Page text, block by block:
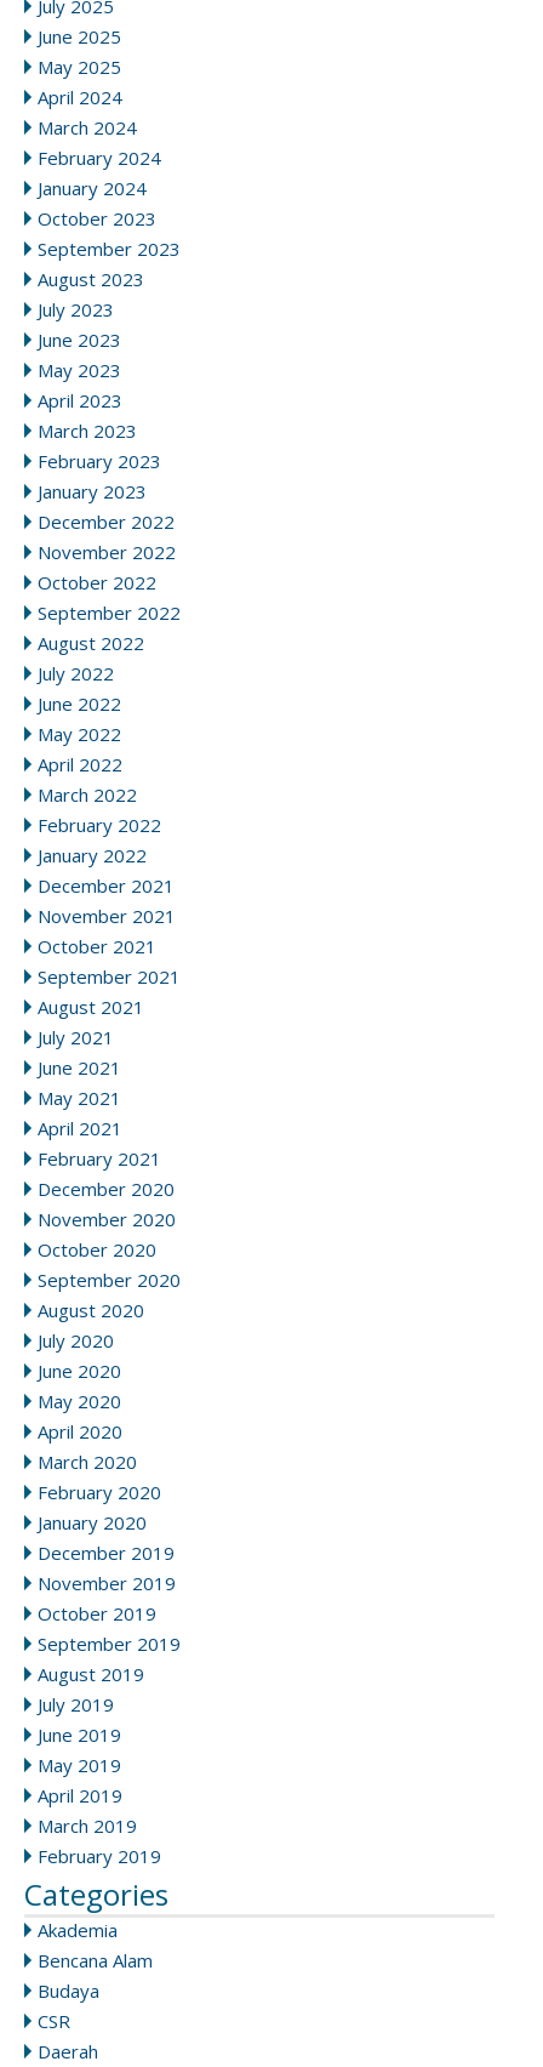
July 2025
June 2025
May 2025
April 2024
March 2024
February 2024
January 2024
October 2023
September 2023
August 2023
July 2023
June 2023
May 2023
April 2023
March 2023
February 2023
January 2023
December 2022
November 2022
October 2022
September 2022
August 2022
July 2022
June 2022
May 2022
April 2022
March 2022
February 2022
January 2022
December 2021
November 2021
October 2021
September 2021
August 2021
July 2021
June 2021
May 2021
April 2021
February 2021
December 2020
November 2020
October 2020
September 2020
August 2020
July 2020
June 2020
May 2020
April 2020
March 2020
February 2020
January 2020
December 2019
November 2019
October 2019
September 2019
August 2019
July 2019
June 2019
May 2019
April 2019
March 2019
February 2019
Categories
Akademia
Bencana Alam
Budaya
CSR
Daerah